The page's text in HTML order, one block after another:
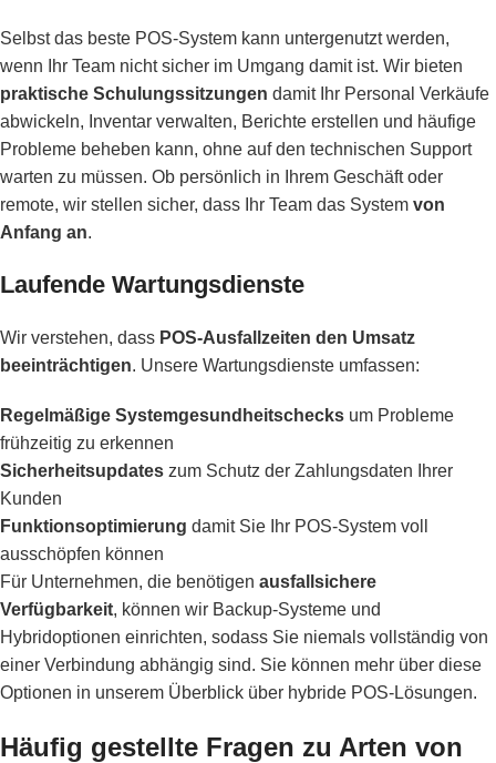
Selbst das beste POS-System kann untergenutzt werden,
wenn Ihr Team nicht sicher im Umgang damit ist. Wir bieten
praktische Schulungssitzungen damit Ihr Personal Verkäufe
abwickeln, Inventar verwalten, Berichte erstellen und häufige
Probleme beheben kann, ohne auf den technischen Support
warten zu müssen. Ob persönlich in Ihrem Geschäft oder
remote, wir stellen sicher, dass Ihr Team das System von
Anfang an.
Laufende Wartungsdienste
Wir verstehen, dass POS-Ausfallzeiten den Umsatz
beeinträchtigen. Unsere Wartungsdienste umfassen:
Regelmäßige Systemgesundheitschecks um Probleme
frühzeitig zu erkennen
Sicherheitsupdates zum Schutz der Zahlungsdaten Ihrer
Kunden
Funktionsoptimierung damit Sie Ihr POS-System voll
ausschöpfen können
Für Unternehmen, die benötigen ausfallsichere
Verfügbarkeit, können wir Backup-Systeme und
Hybridoptionen einrichten, sodass Sie niemals vollständig von
einer Verbindung abhängig sind. Sie können mehr über diese
Optionen in unserem Überblick über hybride POS-Lösungen.
Häufig gestellte Fragen zu Arten von